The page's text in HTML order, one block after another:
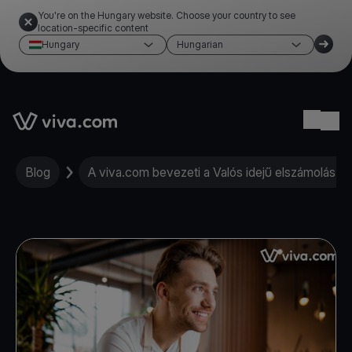
You're on the Hungary website. Choose your country to see
location-specific content
Hungary
Hungarian
Link to the homepage
Blog A viva.com bevezeti a Valós idejű elszámolás